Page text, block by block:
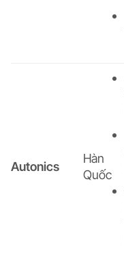
Autonics
Hàn
Quốc